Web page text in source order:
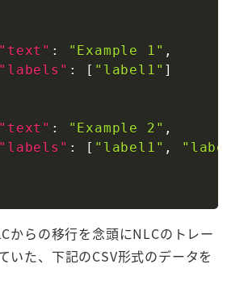
"text" : "Example 1" ,
"labels" : [ "label1" ]
"text" : "Example 2" ,
"labels" : [ "label1" ,
からの移行を念頭にNLCのトレー
いた、下記のCSV形式のデータを